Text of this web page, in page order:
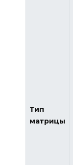
Тип
матрицы